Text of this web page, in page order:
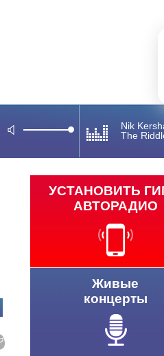
Nik
The
УСТАНОВИТЬ
АВТОРАДИО
Живые
концерты